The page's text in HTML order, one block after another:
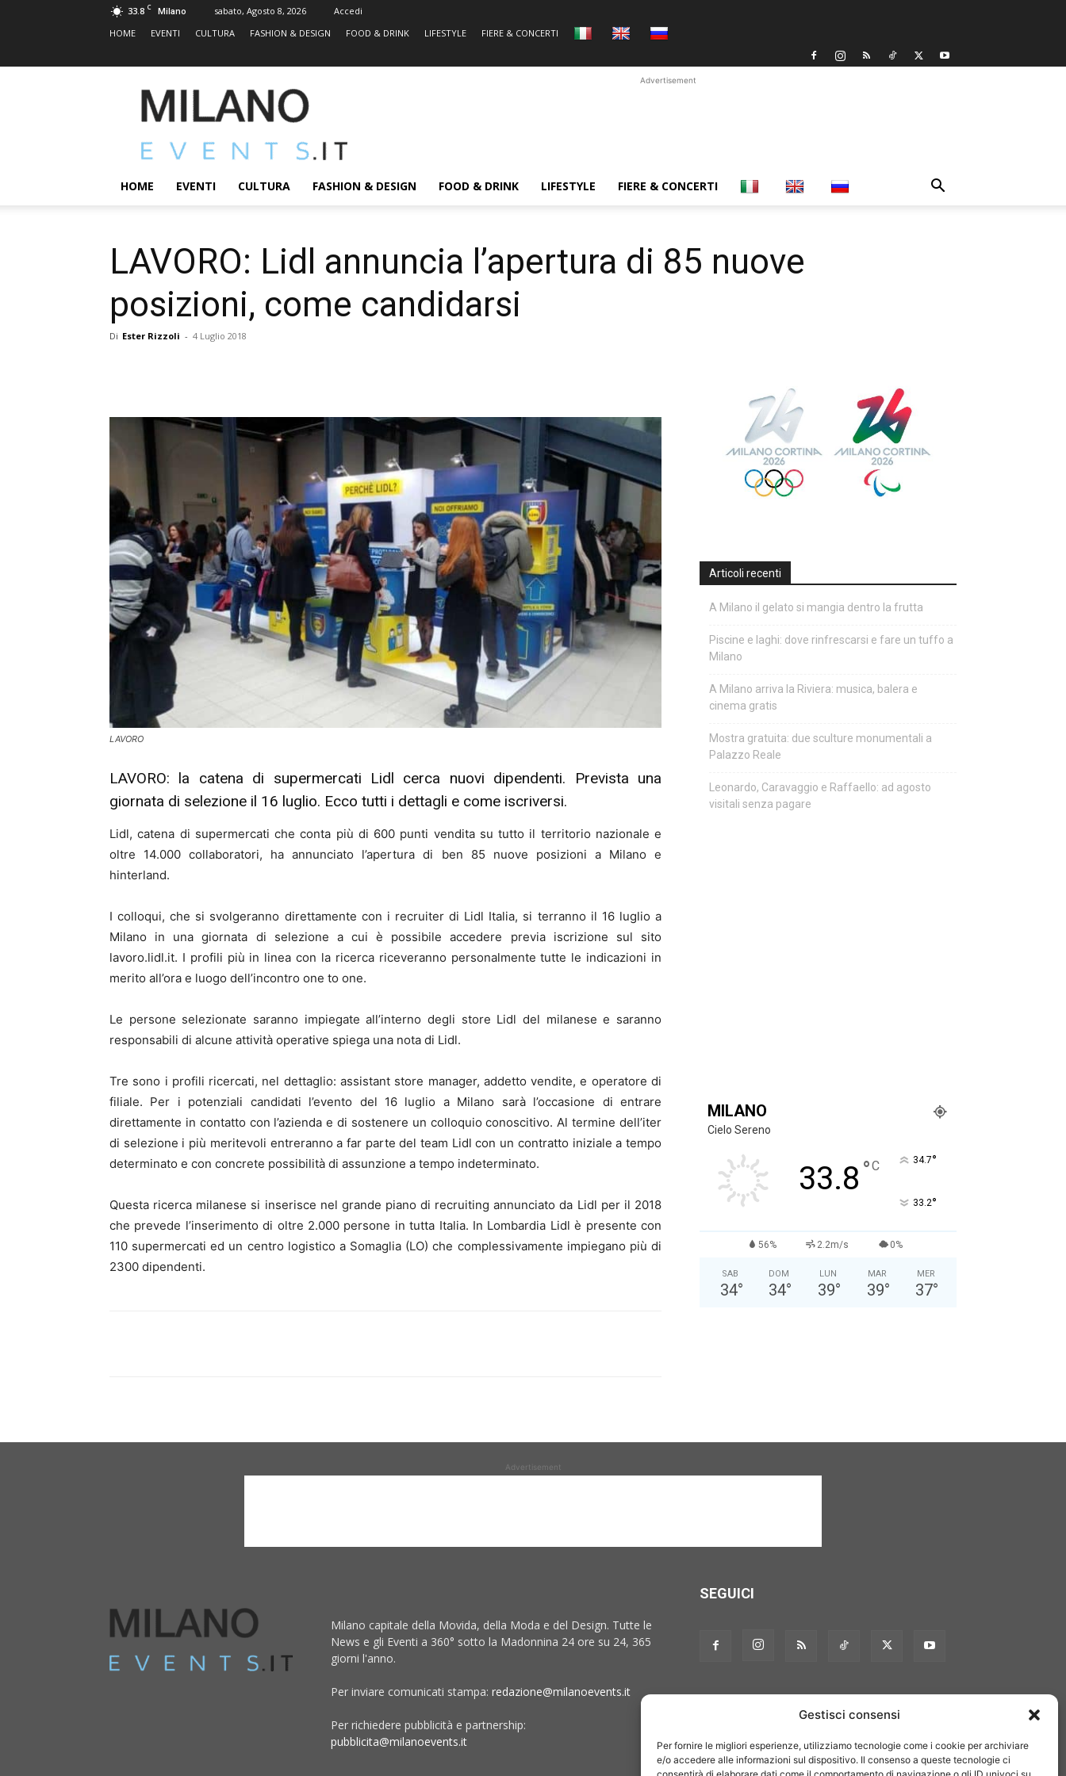
Gestisci consensi
Per fornire le migliori esperienze, utilizziamo tecnologie come i cookie per archiviare
e/o accedere alle informazioni sul dispositivo. Il consenso a queste tecnologie ci
33.8 C Milano sabato, Agosto 8, 2026
Accedi
HOME
EVENTI CULTURA FASHION & DESIGN FOOD & DRINK LIFESTYLE FIERE & CONCERTI
MILANOEVENTS.IT
|
2.0
ed
Eventi
Advertisement
HOME EVENTI CULTURA FASHION & DESIGN FOOD & DRINK LIFESTYLE FIERE & CONCERTI
LAVORO: Lidl annuncia l’apertura di 85 nuove
posizioni, come candidarsi
Di Ester Rizzoli - 4 Luglio 2018
LAVORO
LAVORO: la catena di supermercati Lidl cerca nuovi dipendenti. Prevista una
giornata di selezione il 16 luglio. Ecco tutti i dettagli e come iscriversi.
Lidl, catena di supermercati che conta più di 600 punti vendita su tutto il territorio nazionale e
oltre 14.000 collaboratori, ha annunciato l’apertura di ben 85 nuove posizioni a Milano e
hinterland.
I colloqui, che si svolgeranno direttamente con i recruiter di Lidl Italia, si terranno il 16 luglio a
Milano in una giornata di selezione a cui è possibile accedere previa iscrizione sul sito
lavoro.lidl.it. I profili più in linea con la ricerca riceveranno personalmente tutte le indicazioni in
merito all’ora e luogo dell’incontro one to one.
Le persone selezionate saranno impiegate all’interno degli store Lidl del milanese e saranno
responsabili di alcune attività operative spiega una nota di Lidl.
Tre sono i profili ricercati, nel dettaglio: assistant store manager, addetto vendite, e operatore di
filiale. Per i potenziali candidati l’evento del 16 luglio a Milano sarà l’occasione di entrare
direttamente in contatto con l’azienda e di sostenere un colloquio conoscitivo. Al termine dell’iter
di selezione i più meritevoli entreranno a far parte del team Lidl con un contratto iniziale a tempo
determinato e con concrete possibilità di assunzione a tempo indeterminato.
Questa ricerca milanese si inserisce nel grande piano di recruiting annunciato da Lidl per il 2018
che prevede l’inserimento di oltre 2.000 persone in tutta Italia. In Lombardia Lidl è presente con
110 supermercati ed un centro logistico a Somaglia (LO) che complessivamente impiegano più di
2300 dipendenti.
Articoli recenti
A Milano il gelato si mangia dentro la frutta
Piscine e laghi: dove rinfrescarsi e fare un tuffo a
Milano
A Milano arriva la Riviera: musica, balera e
cinema gratis
Mostra gratuita: due sculture monumentali a
Palazzo Reale
Leonardo, Caravaggio e Raffaello: ad agosto
visitali senza pagare
MILANO
Cielo Sereno
33.8 °C 34.7°
33.2°
56% 2.2m/s 0%
SAB
34°
DOM
34°
LUN
39°
MAR
39°
MER
37°
Advertisement
Milano capitale della Movida, della Moda e del Design. Tutte le
News e gli Eventi a 360° sotto la Madonnina 24 ore su 24, 365
giorni l'anno.
Per inviare comunicati stampa: redazione@milanoevents.it
Per richiedere pubblicità e partnership:
pubblicita@milanoevents.it
SEGUICI